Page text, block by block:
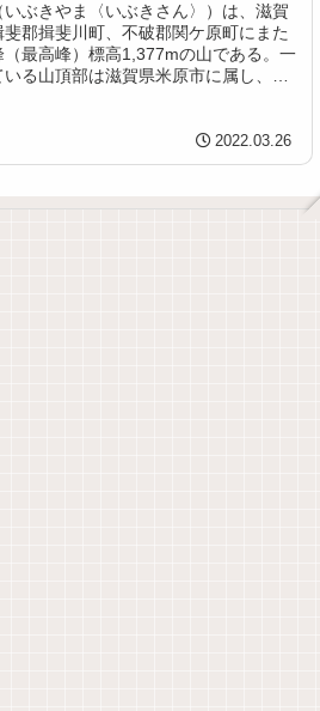
ぶきやま〈いぶきさん〉）は、滋賀
郡揖斐川町、不破郡関ケ原町にまた
最高峰）標高1,377mの山である。一
る山頂部は滋賀県米原市に属し、滋
2022.03.26